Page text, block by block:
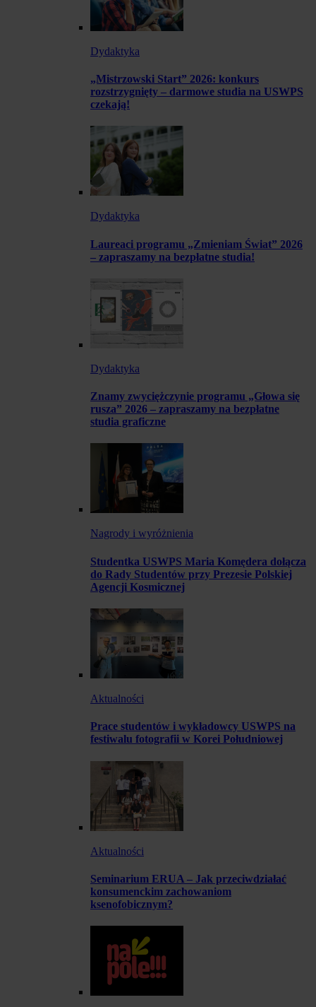
Dydaktyka
„Mistrzowski Start” 2026: konkurs
rozstrzygnięty – darmowe studia na USWPS
czekają!
Dydaktyka
Laureaci programu „Zmieniam Świat” 2026
– zapraszamy na bezpłatne studia!
Dydaktyka
Znamy zwyciężczynie programu „Głowa się
rusza” 2026 – zapraszamy na bezpłatne
studia graficzne
Nagrody i wyróżnienia
Studentka USWPS Maria Komędera dołącza
do Rady Studentów przy Prezesie Polskiej
Agencji Kosmicznej
Aktualności
Prace studentów i wykładowcy USWPS na
festiwalu fotografii w Korei Południowej
Aktualności
Seminarium ERUA – Jak przeciwdziałać
konsumenckim zachowaniom
ksenofobicznym?